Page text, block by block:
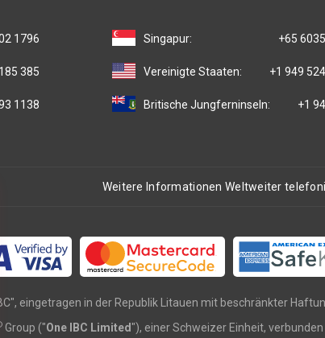
1796
385
1138
Singapur: +65
Vereinigte Staaten: +1 949
Britische Jungferninseln:
+1
Weitere Informationen Weltweiter
eingetragen in der Republik Litauen mit beschränkter
Group ("One IBC Limited "), einer Schweizer Einheit,